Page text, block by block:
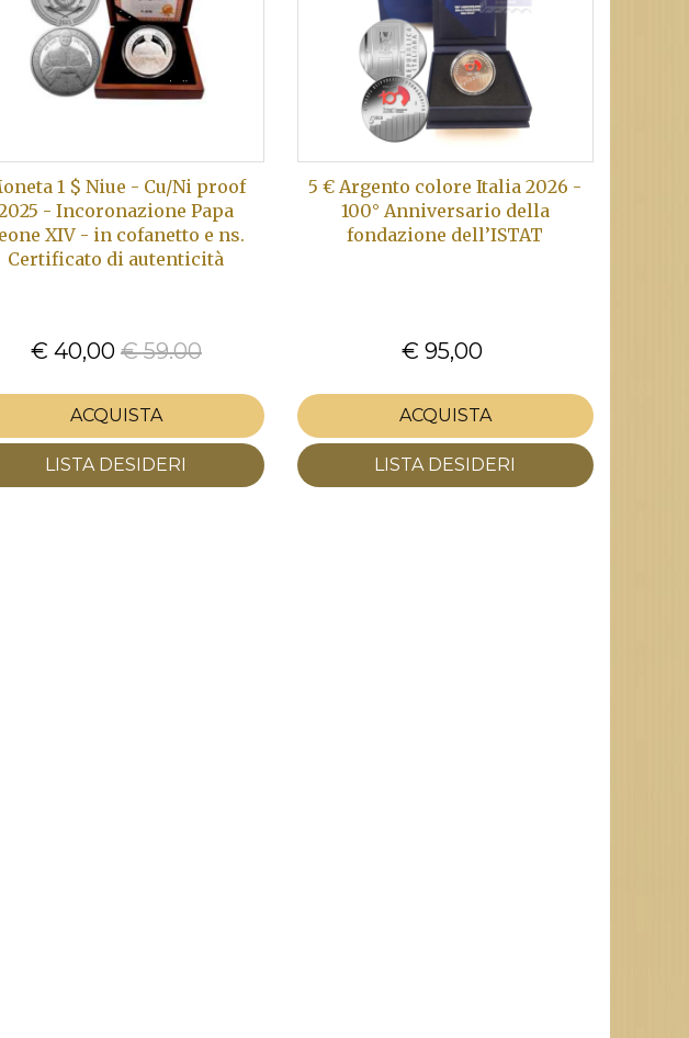
1 $ Niue - Cu/Ni proof
- Incoronazione Papa
XIV - in cofanetto e ns.
Certificato di autenticità
€ 40,00 € 59.00
ACQUISTA
LISTA DESIDERI
5 € Argento colore Italia 2026 -
100° Anniversario della
fondazione dell’ISTAT
€ 95,00
ACQUISTA
LISTA DESIDERI